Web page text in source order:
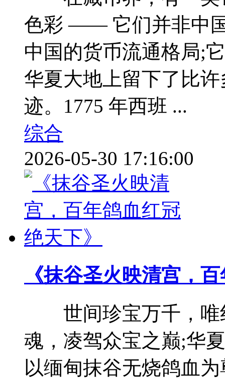
色彩 —— 它们并非中
中国的货币流通格局;
华夏大地上留下了比
迹。1775 年西班 ...
综合
2026-05-30 17:16:00
《抹谷圣火映清宫，
世间珍宝万千，唯
魂，凌驾众宝之巅;华
以缅甸抹谷无烧鸽血